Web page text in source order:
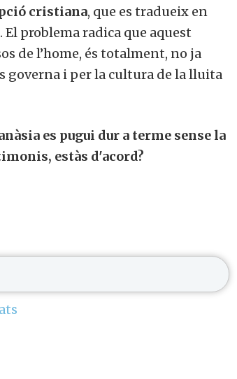
cristiana, que es tradueix en
problema radica que aquest
de l’home, és totalment, no ja
governa i per la cultura de la lluita
es pugui dur a terme sense la
estàs d'acord?